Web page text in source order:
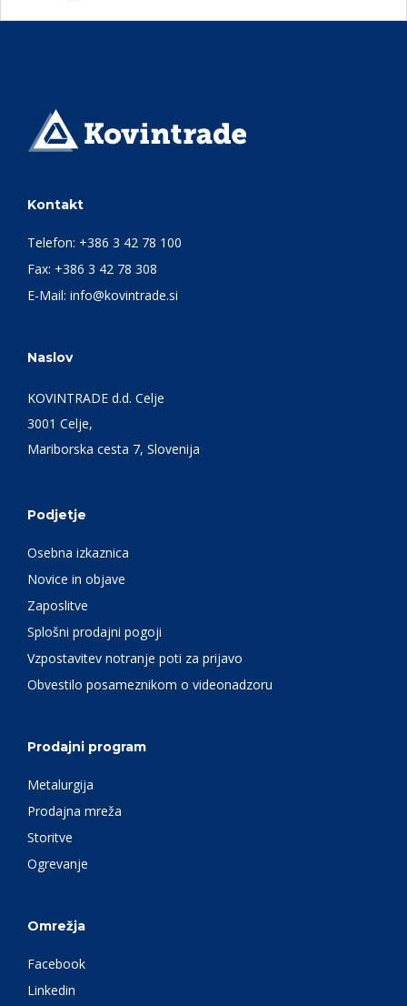
Kontakt
Telefon: +386 3 42 78 100
Fax: +386 3 42 78 308
E-Mail: info@kovintrade.si
Naslov
KOVINTRADE d.d. Celje
3001 Celje,
Mariborska cesta 7, Slovenija
Podjetje
Osebna izkaznica
Novice in objave
Zaposlitve
Splošni prodajni pogoji
Vzpostavitev notranje poti za prijavo
Obvestilo posameznikom o videonadzoru
Prodajni program
Metalurgija
Prodajna mreža
Storitve
Ogrevanje
Omrežja
Facebook
Linkedin